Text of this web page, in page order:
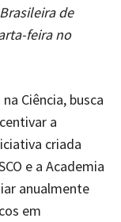
de
feira no
Ciência, busca
a
criada
e a Academia
anualmente
em